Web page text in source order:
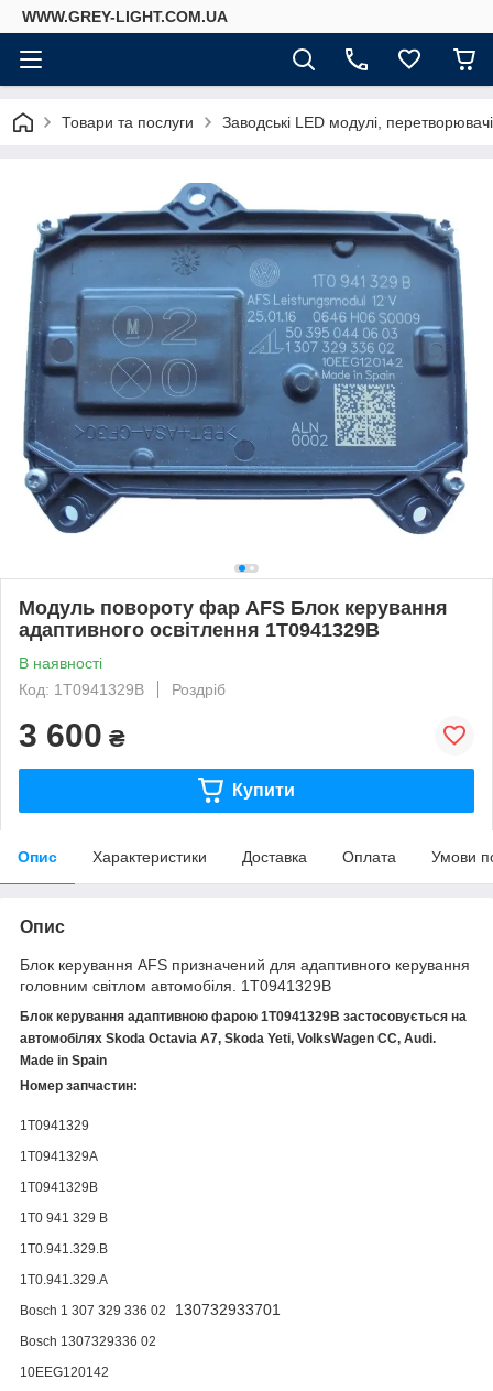
WWW.GREY-LIGHT.COM.UA
Товари та послуги Заводські LED модулі,
Модуль повороту фар AFS Блок керування
адаптивного освітлення 1T0941329B
В наявності
Код: 1T0941329B
Роздріб
3 600 ₴
Купити
Опис Характеристики Доставка Оплата Умови
Опис
Блок керування AFS призначений для адаптивного керування
головним світлом автомобіля. 1T0941329B
Блок керування адаптивною фарою 1T0941329B застосовується на
автомобілях Skoda Octavia A7, Skoda Yeti, VolksWagen CC, Audi.
Made in Spain
Номер запчастин:
1T0941329
1T0941329A
1T0941329B
1T0 941 329 B
1T0.941.329.B
1T0.941.329.A
Bosch 1 307 329 336 02
130732933701
Bosch 1307329336 02
10EEG120142